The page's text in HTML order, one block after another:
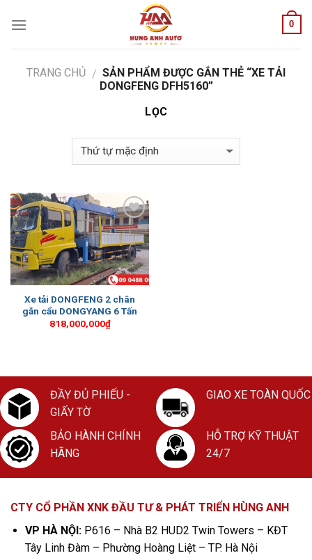
0
TRANG CHỦ / SẢN PHẨM ĐƯỢC GẮN THẺ “XE TẢI
DONGFENG DFH5160”
LỌC
Add to
Wishlist
Xe tải DONGFENG 2 chân
gắn cẩu DONGYANG 6 Tấn
818,000,000₫
ĐẦY ĐỦ PHIẾU -
GIẤY TỜ
GIAO XE TOÀN QUỐC
BẢO HÀNH CHÍNH
HÃNG
HỖ TRỢ KỸ THUẬT
24/7
CTY CỔ PHẦN XNK ĐẦU TƯ & PHÁT TRIỂN HÙNG ANH
VP HÀ NỘI:P616 – Nhà B2 HUD2 Twin Towers – KĐT
Tây Linh Đàm – Phường Hoàng Liệt – TP. Hà Nội